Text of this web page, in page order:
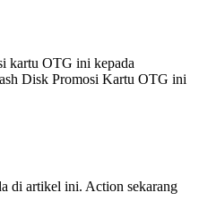
kartu OTG ini kepada
Disk Promosi Kartu OTG ini
di artikel ini. Action sekarang